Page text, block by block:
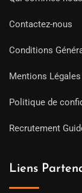
Contactez-nous
Conditions
Mentions Légales
Politique de
Recrutement
Liens